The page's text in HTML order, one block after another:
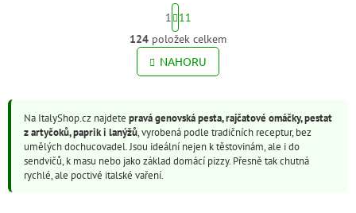
O
v
l
a
c
í
p
S
t
r
á
n
k
á
n
í
1
11
124 položek celkem
NAHORU
Na ItalyShop.cz najdete pravá genovská pesta, rajčatové omáčky, pestat
z artyčoků, paprik i lanýžů, vyrobená podle tradičních receptur, bez
umělých dochucovadel. Jsou ideální nejen k těstovinám, ale i do
sendvičů, k masu nebo jako základ domácí pizzy. Přesně tak chutná
rychlé, ale poctivé italské vaření.